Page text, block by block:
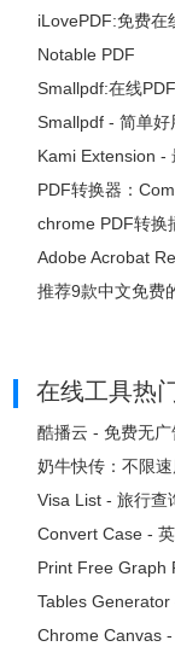
iLovePDF:免费在
Notable PDF
Smallpdf:在线
Smallpdf - 简单好
Kami Extension -
PDF转换器：
chrome PDF转换
Adobe Acrobat
推荐9款中文免费
在线工具热
酷播云 - 免费无
奶牛快传：不限
Visa List - 旅行查
Convert Case -
Print Free Graph
Tables Generator
Chrome Canvas